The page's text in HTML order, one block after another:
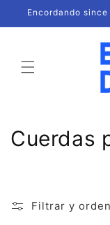
directamente
al contenido
Encordando
C
Cuerdas
Filtrar y